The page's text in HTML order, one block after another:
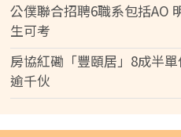
公僕聯合招聘6職系包括AO
生可考
房協紅磡「豐頤居」8成半
逾千伙